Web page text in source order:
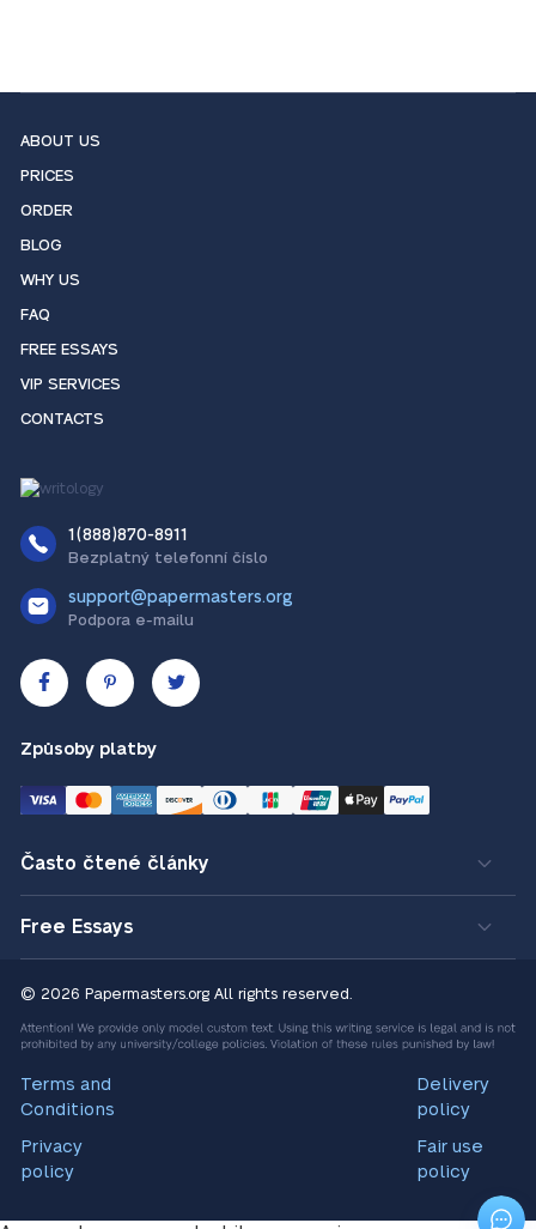
ABOUT US
PRICES
ORDER
BLOG
WHY US
FAQ
FREE ESSAYS
VIP SERVICES
CONTACTS
1(888)870-8911
Bezplatný telefonní číslo
support@papermasters.org
Podpora e-mailu
Způsoby platby
Často čtené články
Free Essays
© 2026 Papermasters.org All rights reserved.
Terms and
Conditions
Privacy
policy
Delivery
policy
Fair use
policy